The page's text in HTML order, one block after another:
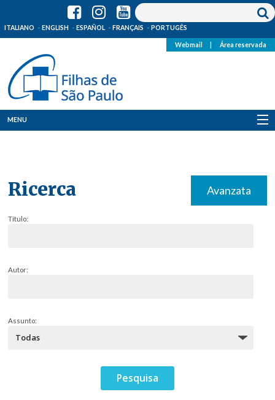
ITALIANO ENGLISH ESPAÑOL FRANÇAIS PORTUGÊS
Webmail Área reservada
MENU
Ricerca Avanzata
Título:
Autor:
Assunto: